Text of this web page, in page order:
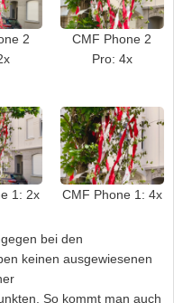
2
CMF Phone 2
Pro: 4x
1: 2x CMF Phone 1: 4x
bei den
keinen ausgewiesenen
So kommt man auch